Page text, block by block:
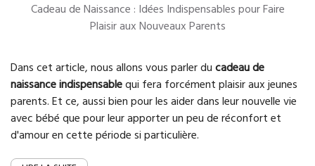
Cadeau de Naissance : Idées Indispensables pour Faire
Plaisir aux Nouveaux Parents
Dans cet article, nous allons vous parler ducadeau de
naissance indispensablequi fera forcément plaisir aux jeunes
parents. Et ce, aussi bien pour les aider dans leur nouvelle vie
avec bébé que pour leur apporter un peu de réconfort et
d'amour en cette période si particulière.